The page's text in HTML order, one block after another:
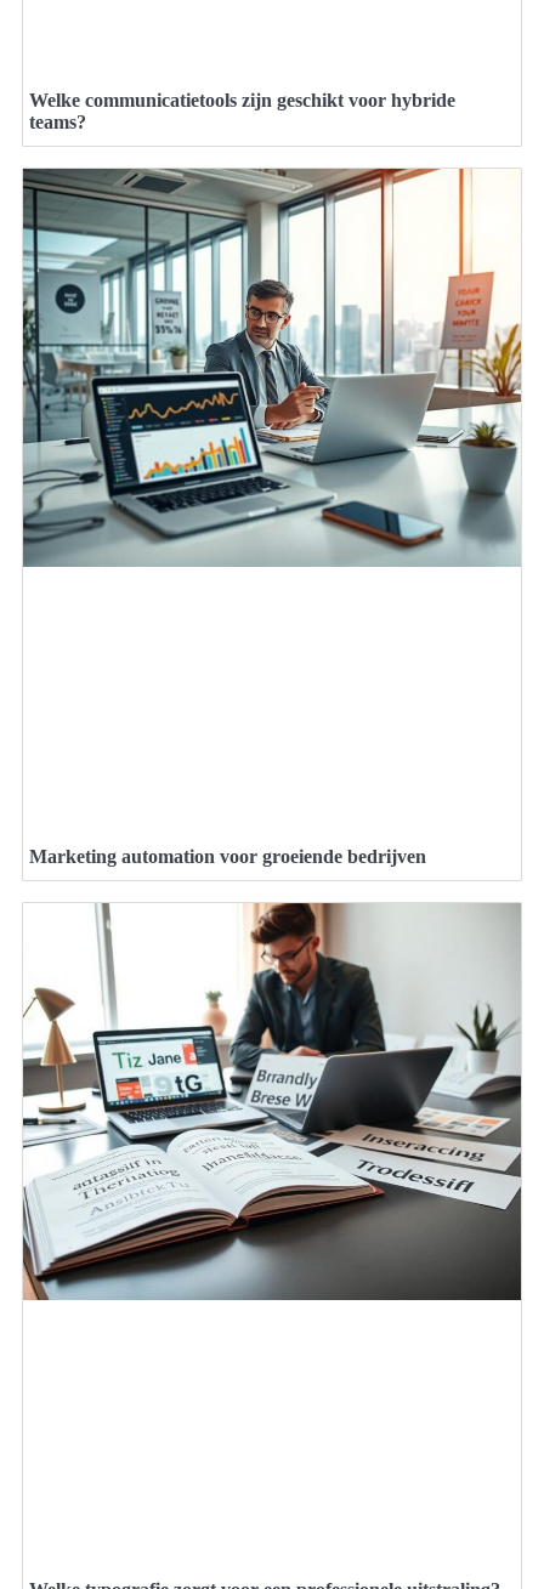
Welke communicatietools zijn geschikt voor hybride
teams?
Marketing automation voor groeiende bedrijven